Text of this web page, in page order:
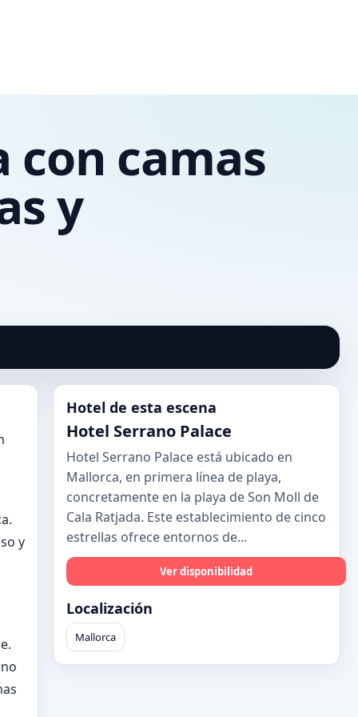
con camas
y
y
Hotel de esta escena
Hotel Serrano Palace
Hotel Serrano Palace está ubicado en
Mallorca, en primera línea de playa,
concretamente en la playa de Son Moll de
Cala Ratjada. Este establecimiento de cinco
estrellas ofrece entornos de...
Ver disponibilidad
Localización
Mallorca